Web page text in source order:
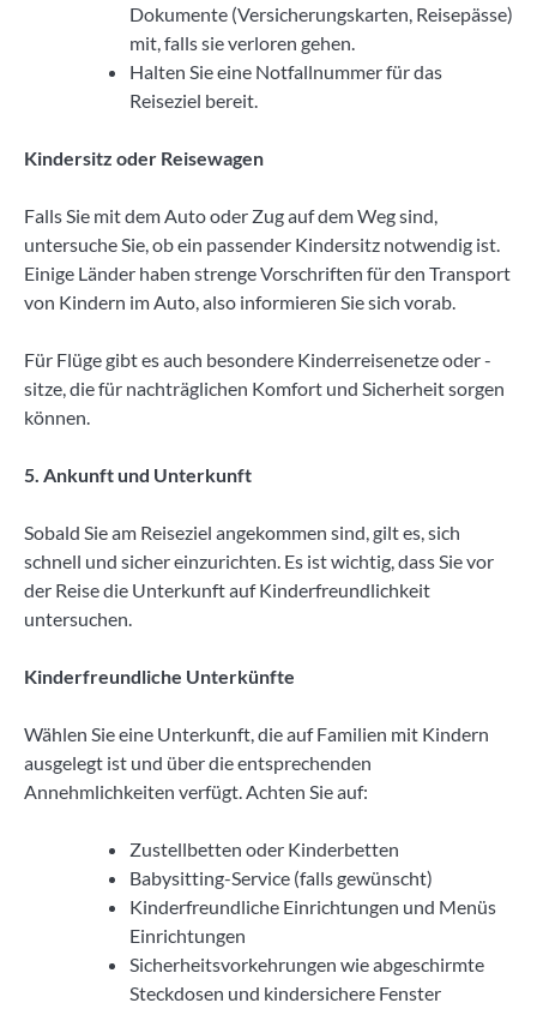
Dokumente (Versicherungskarten, Reisepässe)
mit, falls sie verloren gehen.
Halten Sie eine Notfallnummer für das
Reiseziel bereit.
Kindersitz oder Reisewagen
Falls Sie mit dem Auto oder Zug auf dem Weg sind,
untersuche Sie, ob ein passender Kindersitz notwendig ist.
Einige Länder haben strenge Vorschriften für den Transport
von Kindern im Auto, also informieren Sie sich vorab.
Für Flüge gibt es auch besondere Kinderreisenetze oder -
sitze, die für nachträglichen Komfort und Sicherheit sorgen
können.
5. Ankunft und Unterkunft
Sobald Sie am Reiseziel angekommen sind, gilt es, sich
schnell und sicher einzurichten. Es ist wichtig, dass Sie vor
der Reise die Unterkunft auf Kinderfreundlichkeit
untersuchen.
Kinderfreundliche Unterkünfte
Wählen Sie eine Unterkunft, die auf Familien mit Kindern
ausgelegt ist und über die entsprechenden
Annehmlichkeiten verfügt. Achten Sie auf:
Zustellbetten oder Kinderbetten
Babysitting-Service (falls gewünscht)
Kinderfreundliche Einrichtungen und Menüs
Einrichtungen
Sicherheitsvorkehrungen wie abgeschirmte
Steckdosen und kindersichere Fenster